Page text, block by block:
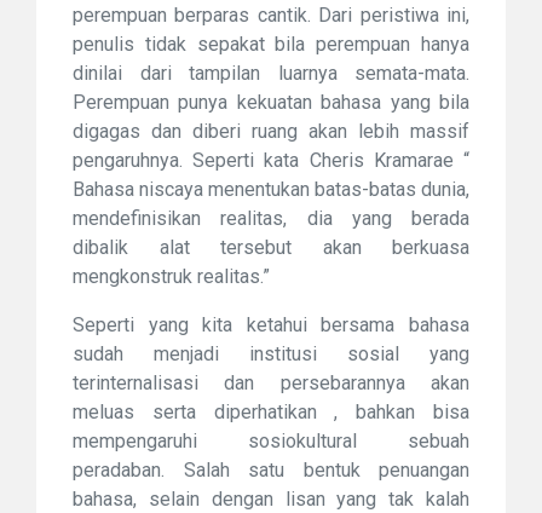
perempuan berparas cantik. Dari peristiwa ini,
penulis tidak sepakat bila perempuan hanya
dinilai dari tampilan luarnya semata-mata.
Perempuan punya kekuatan bahasa yang bila
digagas dan diberi ruang akan lebih massif
pengaruhnya. Seperti kata Cheris Kramarae “
Bahasa niscaya menentukan batas-batas dunia,
mendefinisikan realitas, dia yang berada
dibalik alat tersebut akan berkuasa
mengkonstruk realitas.”
Seperti yang kita ketahui bersama bahasa
sudah menjadi institusi sosial yang
terinternalisasi dan persebarannya akan
meluas serta diperhatikan , bahkan bisa
mempengaruhi sosiokultural sebuah
peradaban. Salah satu bentuk penuangan
bahasa, selain dengan lisan yang tak kalah